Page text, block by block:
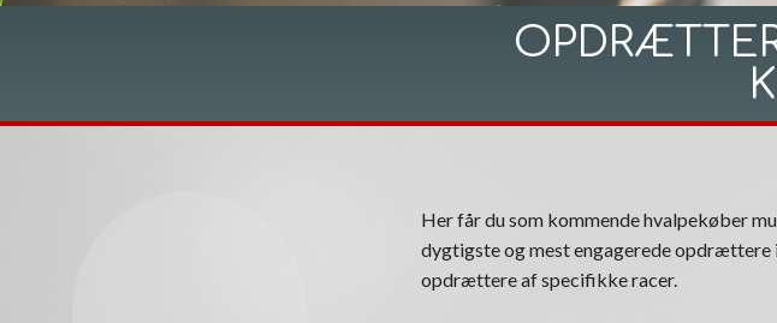
Her får du som kommende hvalpekøber
dygtigste og mest engagerede opdrættere
opdrættere af specifikke racer.